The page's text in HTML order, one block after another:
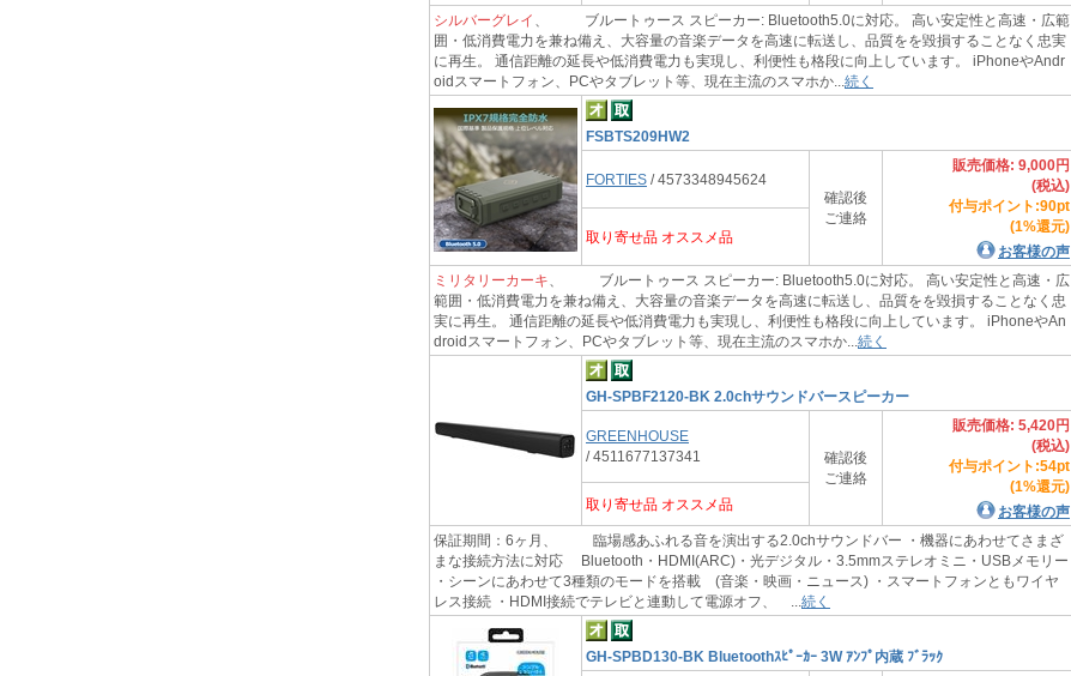
シルバーグレイ
、 ブルートゥース スピーカー: Bluetooth5.0に対応。 高い安定性と高速・広範
囲・低消費電力を兼ね備え、大容量の音楽データを高速に転送し、品質をを毀損することなく忠実
に再生。 通信距離の延長や低消費電力も実現し、利便性も格段に向上しています。 iPhoneやAndr
oidスマートフォン、PCやタブレット等、現在主流のスマホか... 続く
FSBTS209HW2
FORTIES / 4573348945624
確認後
ご連絡
販売価格: 9,000円
(税込)
付与ポイント:90pt
(1%還元)
お客様の声
取り寄せ品 オススメ品
ミリタリーカーキ 、 ブルートゥース スピーカー: Bluetooth5.0に対応。 高い安定性と高速・広
範囲・低消費電力を兼ね備え、大容量の音楽データを高速に転送し、品質をを毀損することなく忠
実に再生。 通信距離の延長や低消費電力も実現し、利便性も格段に向上しています。 iPhoneやAn
droidスマートフォン、PCやタブレット等、現在主流のスマホか... 続く
GH-SPBF2120-BK 2.0chサウンドバースピーカー
GREENHOUSE
/ 4511677137341
確認後
ご連絡
販売価格: 5,420円
(税込)
付与ポイント:54pt
(1%還元)
お客様の声
取り寄せ品 オススメ品
保証期間：6ヶ月、 臨場感あふれる音を演出する2.0chサウンドバー ・機器にあわせてさまざ
まな接続方法に対応 Bluetooth・HDMI(ARC)・光デジタル・3.5mmステレオミニ・USBメモリー
・シーンにあわせて3種類のモードを搭載 (音楽・映画・ニュース) ・スマートフォンともワイヤ
レス接続 ・HDMI接続でテレビと連動して電源オフ、 ... 続く
GH-SPBD130-BK Bluetoothｽﾋﾟｰｶｰ 3W ｱﾝﾌﾟ内蔵 ﾌﾞﾗｯｸ